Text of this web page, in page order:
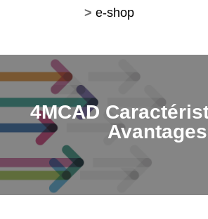
> e-shop
4MCAD
Avantages